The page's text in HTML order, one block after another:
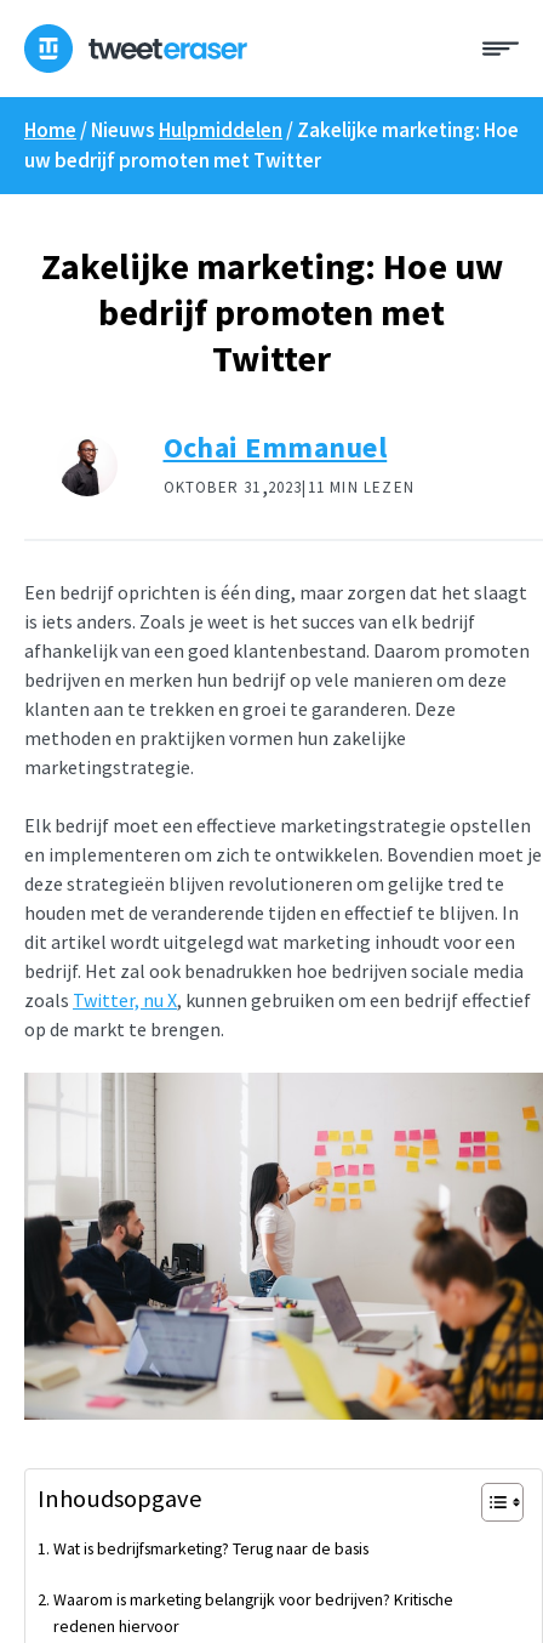
naar
inhoud
Home / Nieuws Hulpmiddelen /Zakelijke marketing: Hoe
uw bedrijf promoten met Twitter
Zakelijke marketing: Hoe uw
bedrijf promoten met
Twitter
Ochai Emmanuel
OKTOBER 31,2023| 11 MIN LEZEN
Een bedrijf oprichten is één ding, maar zorgen dat het slaagt
is iets anders. Zoals je weet is het succes van elk bedrijf
afhankelijk van een goed klantenbestand. Daarom promoten
bedrijven en merken hun bedrijf op vele manieren om deze
klanten aan te trekken en groei te garanderen. Deze
methoden en praktijken vormen hun zakelijke
marketingstrategie.
Elk bedrijf moet een effectieve marketingstrategie opstellen
en implementeren om zich te ontwikkelen. Bovendien moet je
deze strategieën blijven revolutioneren om gelijke tred te
houden met de veranderende tijden en effectief te blijven. In
dit artikel wordt uitgelegd wat marketing inhoudt voor een
bedrijf. Het zal ook benadrukken hoe bedrijven sociale media
zoals Twitter, nu X, kunnen gebruiken om een bedrijf effectief
op de markt te brengen.
Inhoudsopgave
Wat is bedrijfsmarketing? Terug naar de basis
Waarom is marketing belangrijk voor bedrijven? Kritische
redenen hiervoor